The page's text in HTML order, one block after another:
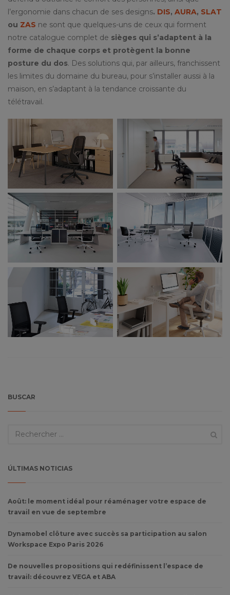
l’ergonomie dans chacun de ses designs. DIS, AURA, SLAT
ou ZAS ne sont que quelques-uns de ceux qui forment
notre catalogue complet de sièges qui s’adaptent à la
forme de chaque corps et protègent la bonne
posture du dos. Des solutions qui, par ailleurs, franchissent
les limites du domaine du bureau, pour s’installer aussi à la
maison, en s’adaptant à la tendance croissante du
télétravail.
BUSCAR
ÚLTIMAS NOTICIAS
Août: le moment idéal pour réaménager votre espace de
travail en vue de septembre
Dynamobel clôture avec succès sa participation au salon
Workspace Expo Paris 2026
De nouvelles propositions qui redéfinissent l’espace de
travail: découvrez VEGA et ABA